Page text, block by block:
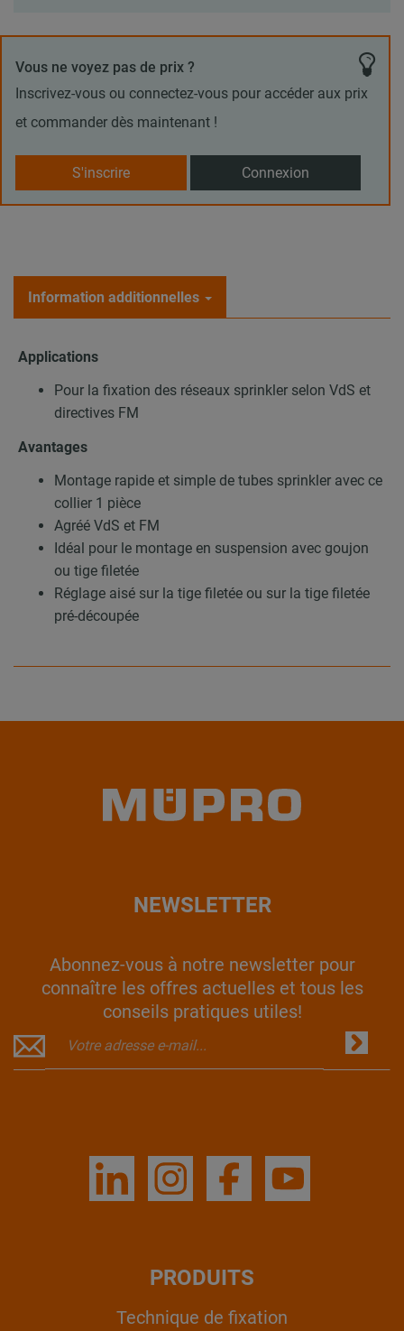
Vous ne voyez pas de prix ?
Inscrivez-vous ou connectez-vous pour accéder aux prix
et commander dès maintenant !
S'inscrire Connexion
Information additionnelles
Applications
Pour la fixation des réseaux sprinkler selon VdS et
directives FM
Avantages
Montage rapide et simple de tubes sprinkler avec ce
collier 1 pièce
Agréé VdS et FM
Idéal pour le montage en suspension avec goujon
ou tige filetée
Réglage aisé sur la tige filetée ou sur la tige filetée
pré-découpée
NEWSLETTER
Abonnez-vous à notre newsletter pour
connaître les offres actuelles et tous les
conseils pratiques utiles!
PRODUITS
Technique de fixation